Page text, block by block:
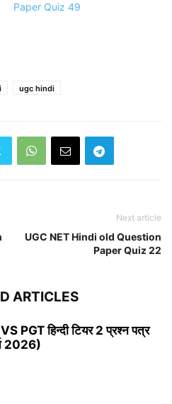
Paper Quiz 49
ugc hindi
Next article
UGC NET Hindi old Question
Paper Quiz 22
ARTICLES
PGT हिन्दी टियर 2 प्रश्न पत्र
2026)